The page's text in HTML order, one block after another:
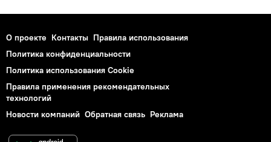
О проекте Контакты Правила использования
Политика конфиденциальности
Политика использования Cookie
Правила применения рекомендательных
технологий
Новости компаний Обратная связь Реклама